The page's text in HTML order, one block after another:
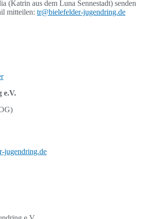
(Katrin aus dem Luna Sennestadt) senden
mitteilen: tr@bielefelder-jugendring.de
e.V.
jugendring.de